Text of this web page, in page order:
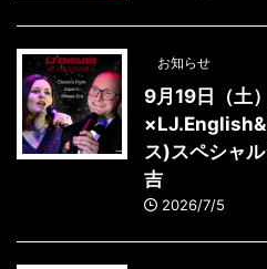
お知らせ
9月19日（土
ス)スペシャ
吉
2026/7/5